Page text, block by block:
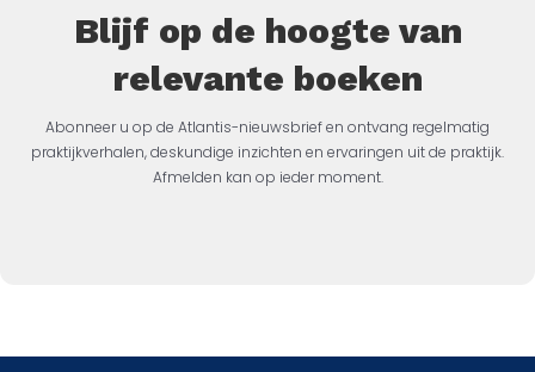
Blijf op de hoogte van
relevante boeken
Abonneer u op de Atlantis-nieuwsbrief en ontvang regelmatig
praktijkverhalen, deskundige inzichten en ervaringen uit de praktijk.
Afmelden kan op ieder moment.